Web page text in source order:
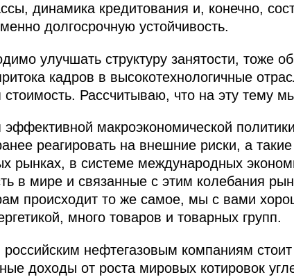
динамика кредитования и, конечно,
долгосрочную устойчивость.
улучшать структуру занятости, тоже
кадров в высокотехнологичные
Рассчитываю, что на эту тему
эффективной макроэкономической
реагировать на внешние риски, а
рынках, в системе международных
в мире и связанные с этим колебания
происходит то же самое, мы с вами
много товаров и товарных групп.
нефтегазовым компаниям
доходы от роста мировых котировок